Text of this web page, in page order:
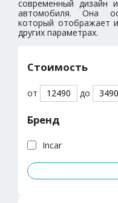
современный дизайн
автомобиля. Она
который отображает
других параметрах.
Стоимость
от до
Бренд
Incar